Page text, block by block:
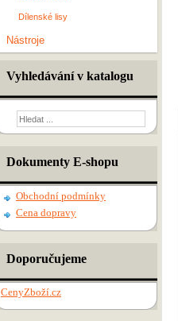
Dílenské lisy
Nástroje
Vyhledávání v katalogu
Dokumenty E-shopu
Obchodní podmínky
Cena dopravy
Doporučujeme
CenyZboží.cz